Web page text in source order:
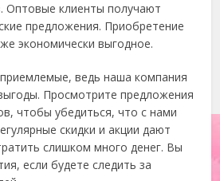
Оптовые клиенты получают
предложения. Приобретение
экономически выгодное.
ведь наша компания
Просмотрите предложения
чтобы убедиться, что с нами
скидки и акции дают
слишком много денег. Вы
если будете следить за